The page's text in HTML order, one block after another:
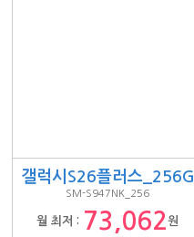
갤럭시S26플러스_256G
SM-S947NK_256
월 최저 : 73,062원